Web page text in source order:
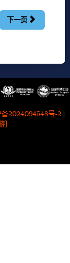
下一页
备2024094548号-2 |
]